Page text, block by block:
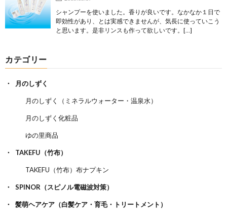
シャンプーを使いました。香りが良いです。なかなか１日で
即効性があり、とは実感できませんが、気長に使っていこう
と思います。是非リンスも作って欲しいです。[…]
カテゴリー
月のしずく
月のしずく（ミネラルウォーター・温泉水）
月のしずく化粧品
ゆの里商品
TAKEFU（竹布）
TAKEFU（竹布）布ナプキン
SPINOR（スピノル電磁波対策）
髪萌ヘアケア（白髪ケア・育毛・トリートメント）